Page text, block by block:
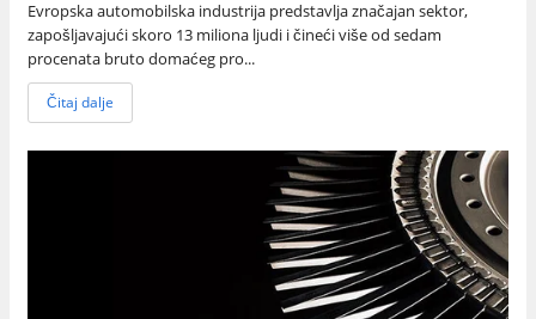
Evropska automobilska industrija predstavlja značajan sektor,
zapošljavajući skoro 13 miliona ljudi i čineći više od sedam
procenata bruto domaćeg pro...
Čitaj dalje